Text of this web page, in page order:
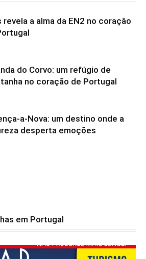
revela a alma da EN2 no coração
do Corvo: um refúgio de
no coração de Portugal
a-Nova: um destino onde a
desperta emoções
em Portugal